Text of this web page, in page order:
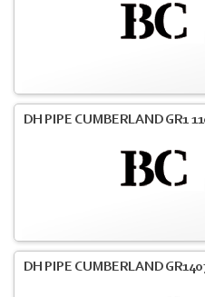
DH PIPE CUMBERLAND GR1
DH PIPE CUMBERLAND